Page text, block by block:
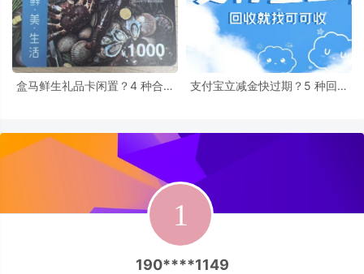
盒马鲜生礼品卡闲置？4 种合规
支付宝立减金快过期？5 种回收
190****1149